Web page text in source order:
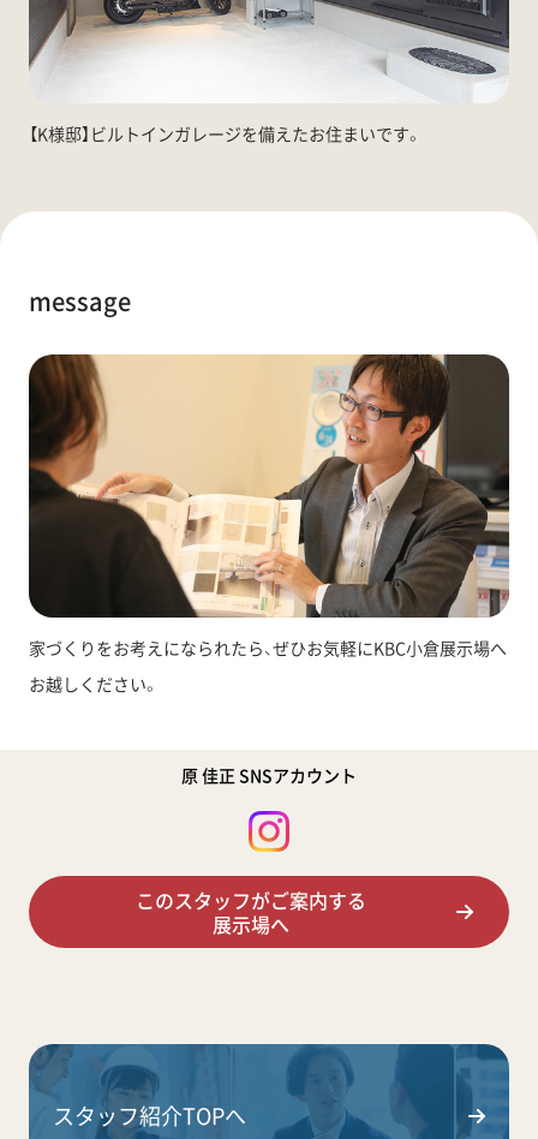
【K様邸】ビルトインガレージを備えたお住まいです。
message
家づくりをお考えになられたら、ぜひお気軽にKBC小倉展示場へ
お越しください。
原 佳正 SNSアカウント
このスタッフがご案内する
展示場へ
スタッフ紹介TOPへ